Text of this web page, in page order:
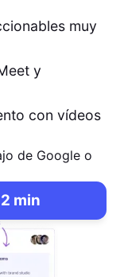
muy
y
con vídeos
de Google o
min